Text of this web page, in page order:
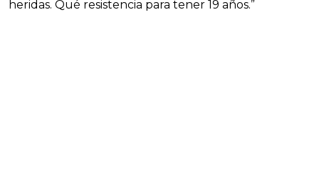
heridas. Qué resistencia para tener 19 años.”